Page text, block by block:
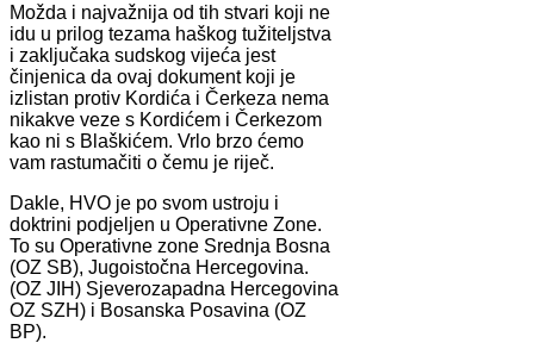
Možda i najvažnija od tih stvari koji ne
idu u prilog tezama haškog tužiteljstva
i zaključaka sudskog vijeća jest
činjenica da ovaj dokument koji je
izlistan protiv Kordića i Čerkeza nema
nikakve veze s Kordićem i Čerkezom
kao ni s Blaškićem. Vrlo brzo ćemo
vam rastumačiti o čemu je riječ.
Dakle, HVO je po svom ustroju i
doktrini podjeljen u Operativne Zone.
To su Operativne zone Srednja Bosna
(OZ SB), Jugoistočna Hercegovina.
(OZ JIH) Sjeverozapadna Hercegovina
OZ SZH) i Bosanska Posavina (OZ
BP).